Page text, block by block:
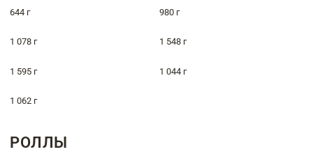
644 г 980 г
1 078 г 1 548 г
1 595 г 1 044 г
1 062 г
РОЛЛЫ